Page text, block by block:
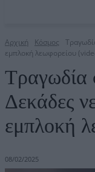
Αρχική Κόσμος
εμπλοκή λεωφορείου
Τραγωδία
Δεκάδες
εμπλοκή
08/02/2025